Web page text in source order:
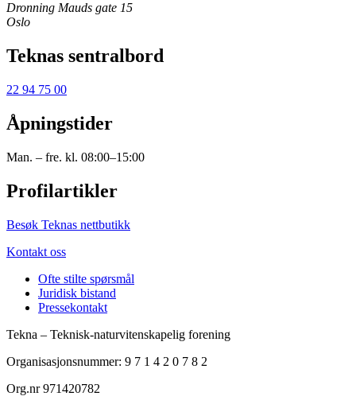
Dronning Mauds gate 15
Oslo
Teknas sentralbord
22 94 75 00
Åpningstider
Man. – fre. kl. 08:00–15:00
Profilartikler
Besøk Teknas nettbutikk
Kontakt oss
Ofte stilte spørsmål
Juridisk bistand
Pressekontakt
Tekna – Teknisk-naturvitenskapelig forening
Organisasjonsnummer: 9 7 1 4 2 0 7 8 2
Org.nr 971420782